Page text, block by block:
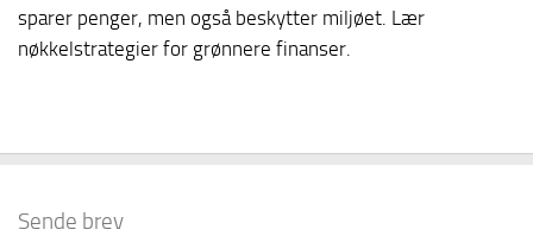
sparer penger, men også beskytter miljøet. Lær
nøkkelstrategier for grønnere finanser.
Sende brev